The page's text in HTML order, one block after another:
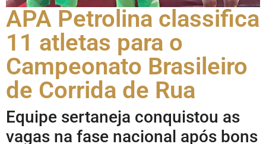
APA Petrolina classifica
11 atletas para o
Campeonato Brasileiro
de Corrida de Rua
Equipe sertaneja conquistou as
vagas na fase nacional após bons